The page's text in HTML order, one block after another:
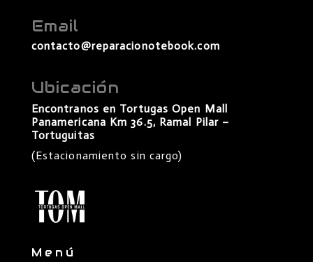
Email
contacto@reparacionotebook.com
Ubicación
Encontranos en Tortugas Open Mall
Panamericana Km 36.5, Ramal Pilar –
Tortuguitas
(Estacionamiento sin cargo)
Menú